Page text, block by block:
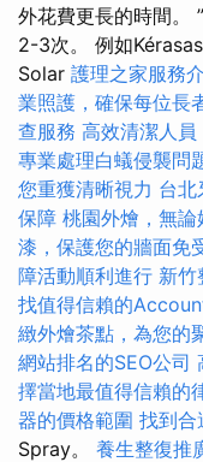
外花費更長的時間。
2-3次。 例如
Solar 護理之家服務
業照護，確保每位長
查服務 高效清潔人
專業處理白蟻侵襲問
您重獲清晰視力 台北
保障 桃園外燴，無
漆，保護您的牆面免
障活動順利進行 新竹
找值得信賴的
緻外燴茶點，為您的
網站排名的SEO公司
擇當地最值得信賴的
器的價格範圍 找到合
Spray。 養生整復推